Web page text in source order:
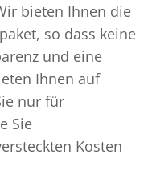
bieten Ihnen die
so dass keine
und eine
Ihnen auf
nur für
Sie
Kosten